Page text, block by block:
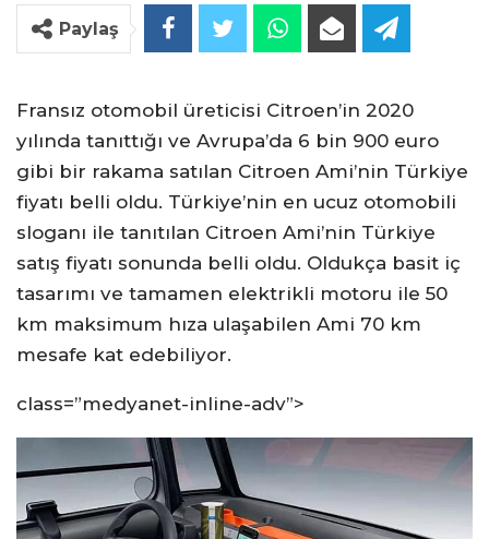
Paylaş
Fransız otomobil üreticisi Citroen’in 2020
yılında tanıttığı ve Avrupa’da 6 bin 900 euro
gibi bir rakama satılan Citroen Ami’nin Türkiye
fiyatı belli oldu. Türkiye’nin en ucuz otomobili
sloganı ile tanıtılan Citroen Ami’nin Türkiye
satış fiyatı sonunda belli oldu. Oldukça basit iç
tasarımı ve tamamen elektrikli motoru ile 50
km maksimum hıza ulaşabilen Ami 70 km
mesafe kat edebiliyor.
class=”medyanet-inline-adv”>